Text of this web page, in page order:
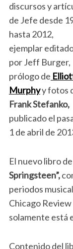
discursos y
de Jefe desde
hasta 2012,
ejemplar
por Jeff Burger,
prólogo de
Murphyy fotos
Frank Stefanko,
publicado el
1 de abril de
El nuevo libro
Springsteen”,
periodos
Chicago
solamente está
Contenido del